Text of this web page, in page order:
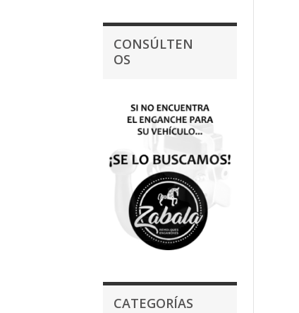
CONSÚLTEN
OS
CATEGORÍAS